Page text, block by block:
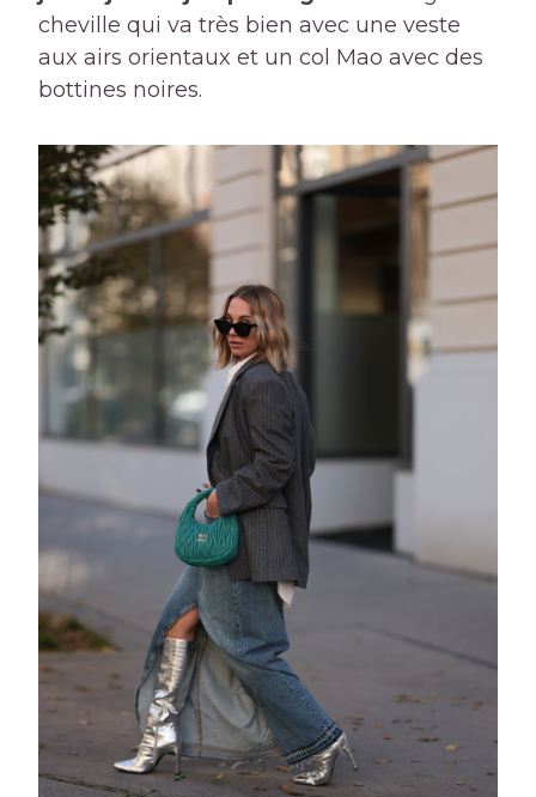
cheville qui va très bien avec une veste
aux airs orientaux et un col Mao avec des
bottines noires.